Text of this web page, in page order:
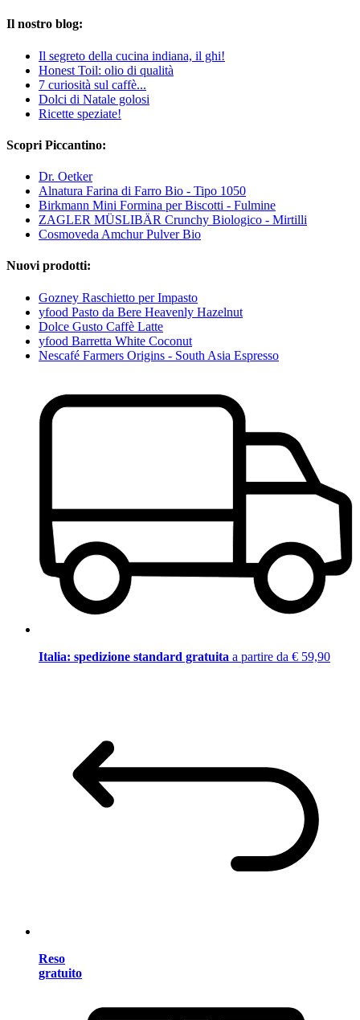
Il nostro blog:
Il segreto della cucina indiana, il ghi!
Honest Toil: olio di qualità
7 curiosità sul caffè...
Dolci di Natale golosi
Ricette speziate!
Scopri Piccantino:
Dr. Oetker
Alnatura Farina di Farro Bio - Tipo 1050
Birkmann Mini Formina per Biscotti - Fulmine
ZAGLER MÜSLIBÄR Crunchy Biologico - Mirtilli
Cosmoveda Amchur Pulver Bio
Nuovi prodotti:
Gozney Raschietto per Impasto
yfood Pasto da Bere Heavenly Hazelnut
Dolce Gusto Caffè Latte
yfood Barretta White Coconut
Nescafé Farmers Origins - South Asia Espresso
Italia: spedizione standard gratuita a partire da € 59,90
Reso
gratuito